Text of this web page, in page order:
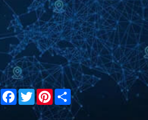
Facebook
TwitterPinterest
Share